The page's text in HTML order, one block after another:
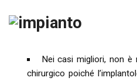
Nei casi migliori, non è
chirurgico poiché